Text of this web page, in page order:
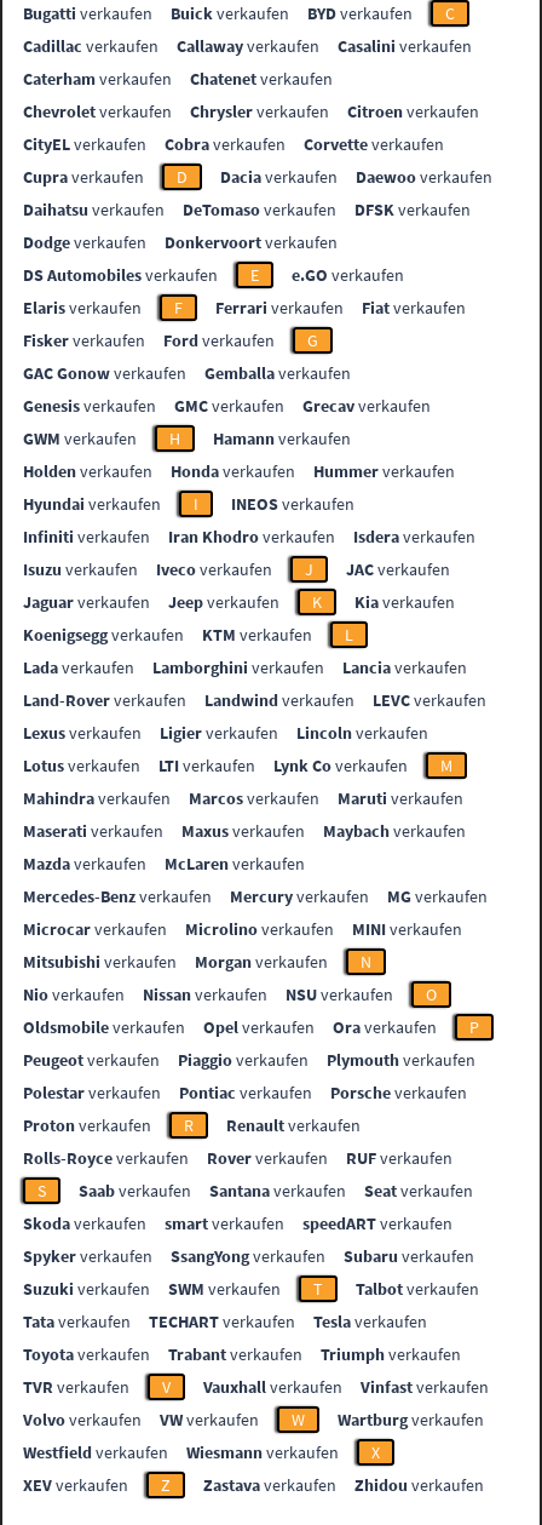
Bugatti verkaufen Buickverkaufen BYDverkaufen
C
Cadillac verkaufen Callawayverkaufen Casalini verkaufen
Caterhamverkaufen Chatenetverkaufen
Chevroletverkaufen Chryslerverkaufen Citroenverkaufen
CityELverkaufen Cobraverkaufen Corvetteverkaufen
Cupraverkaufen D Daciaverkaufen Daewooverkaufen
Daihatsu verkaufen DeTomasoverkaufen DFSKverkaufen
Dodgeverkaufen Donkervoortverkaufen
DS Automobilesverkaufen E e.GO verkaufen
Elarisverkaufen F Ferrari verkaufen Fiatverkaufen
Fiskerverkaufen Fordverkaufen
G
GAC Gonowverkaufen Gemballaverkaufen
Genesisverkaufen GMCverkaufen Grecavverkaufen
GWM verkaufen H Hamannverkaufen
Holdenverkaufen Hondaverkaufen Hummerverkaufen
Hyundai verkaufen I INEOSverkaufen
Infiniti verkaufen Iran Khodroverkaufen Isderaverkaufen
Isuzu verkaufen Ivecoverkaufen J JACverkaufen
Jaguarverkaufen Jeepverkaufen K Kiaverkaufen
Koenigseggverkaufen KTM verkaufen
L
Ladaverkaufen Lamborghini verkaufen Lanciaverkaufen
Land-Roververkaufen Landwindverkaufen LEVCverkaufen
Lexusverkaufen Ligierverkaufen Lincolnverkaufen
Lotusverkaufen LTIverkaufen Lynk Coverkaufen
M
Mahindraverkaufen Marcosverkaufen Maruti verkaufen
Maserati verkaufen Maxusverkaufen Maybachverkaufen
Mazdaverkaufen McLarenverkaufen
Mercedes-Benzverkaufen Mercuryverkaufen MGverkaufen
Microcarverkaufen Microlinoverkaufen MINIverkaufen
Mitsubishi verkaufen Morganverkaufen
N
Nioverkaufen Nissanverkaufen NSUverkaufen
O
Oldsmobileverkaufen Opelverkaufen Oraverkaufen
P
Peugeotverkaufen Piaggioverkaufen Plymouthverkaufen
Polestarverkaufen Pontiac verkaufen Porscheverkaufen
Protonverkaufen R Renaultverkaufen
Rolls-Royceverkaufen Roververkaufen RUFverkaufen
S
Saabverkaufen Santanaverkaufen Seatverkaufen
Skodaverkaufen smartverkaufen speedARTverkaufen
Spykerverkaufen SsangYongverkaufen Subaru verkaufen
Suzuki verkaufen SWM verkaufen T Talbotverkaufen
Tataverkaufen TECHARTverkaufen Teslaverkaufen
Toyotaverkaufen Trabantverkaufen Triumphverkaufen
TVR verkaufen V Vauxhallverkaufen Vinfastverkaufen
Volvoverkaufen VWverkaufen W Wartburgverkaufen
Westfieldverkaufen Wiesmannverkaufen
X
XEVverkaufen Z Zastavaverkaufen Zhidou verkaufen